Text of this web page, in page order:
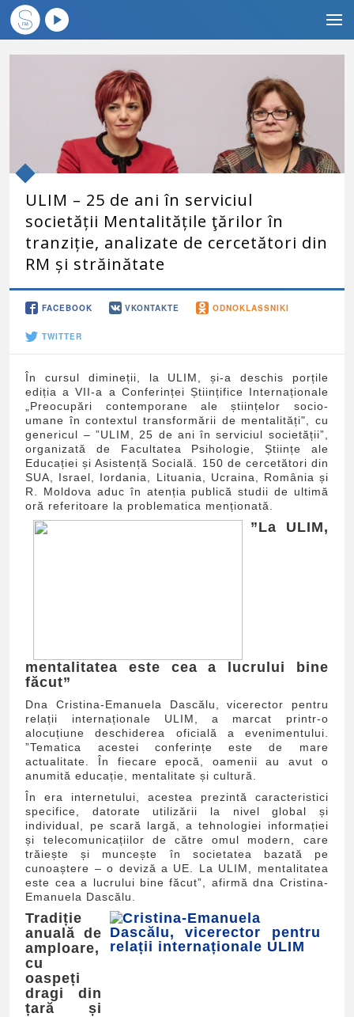
ULIM – 25 de ani în serviciul
societății Mentalitățile ţărilor în
tranziție, analizate de cercetători din
RM și străinătate
FACEBOOK VKONTAKTE ODNOKLASSNIKI
TWITTER
În cursul dimineții, la ULIM, și-a deschis porțile
ediția a VII-a a Conferinței Științifice Internaționale
„Preocupări contemporane ale științelor socio-
umane în contextul transformării de mentalități", cu
genericul – ”ULIM, 25 de ani în serviciul societății”,
organizată de Facultatea Psihologie, Științe ale
Educației și Asistență Socială. 150 de cercetători din
SUA, Israel, Iordania, Lituania, Ucraina, România și
R. Moldova aduc în atenția publică studii de ultimă
oră referitoare la problematica menționată.
”La ULIM,
mentalitatea este cea a lucrului bine
făcut”
Dna Cristina-Emanuela Dascălu, vicerector pentru
relații internaționale ULIM, a marcat printr-o
alocuțiune deschiderea oficială a evenimentului.
”Tematica acestei conferințe este de mare
actualitate. În fiecare epocă, oamenii au avut o
anumită educație, mentalitate și cultură.
În era internetului, acestea prezintă caracteristici
specifice, datorate utilizării la nivel global și
individual, pe scară largă, a tehnologiei informației
și telecomunicațiilor de către omul modern, care
trăiește și muncește în societatea bazată pe
cunoaștere – o deviză a UE. La ULIM, mentalitatea
este cea a lucrului bine făcut”, afirmă dna Cristina-
Emanuela Dascălu.
Tradiție
anuală de
amploare,
cu
oaspeți
dragi din
țară și